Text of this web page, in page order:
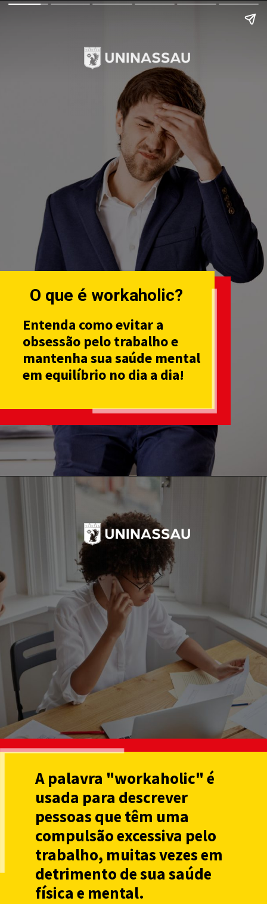
Entenda como evitar a
obsessão pelo trabalho e
mantenha sua saúde mental
em equilíbrio no dia a dia!
O que é workaholic?
A palavra "workaholic" é
usada para descrever
pessoas que têm uma
compulsão excessiva pelo
trabalho, muitas vezes em
detrimento de sua saúde
física e mental.